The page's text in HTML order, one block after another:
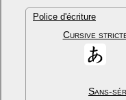
Police d'écriture
Cursive
Sans-